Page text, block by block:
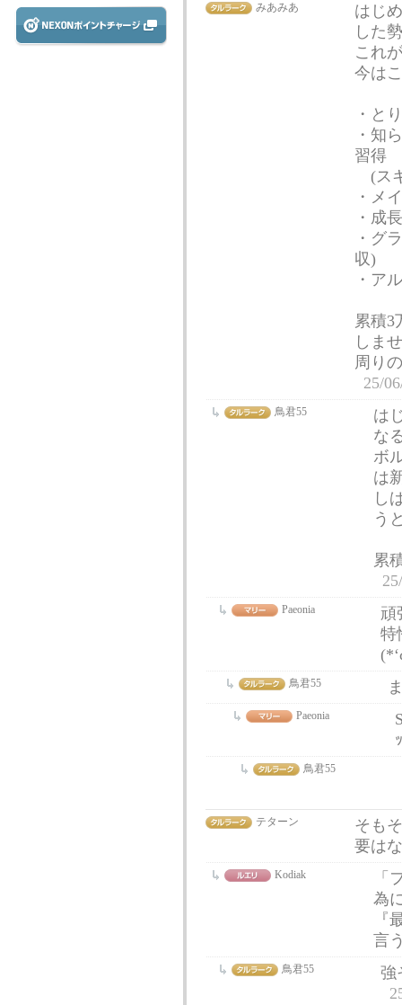
みあみあ
はじ
した
これ
今は
・と
・知
習得
(ス
・メ
・成
・グ
収)
・ア
累積3
しま
周り
25/
鳥君55
は
な
ボ
は
し
う
累
Paeonia
頑
特
鳥君55
Paeonia
鳥君55
テターン
そも
要は
Kodiak
「
為
『
言
鳥君55
強